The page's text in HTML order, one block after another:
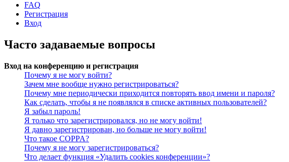
FAQ
Регистрация
Вход
Часто задаваемые вопросы
Вход на конференцию и регистрация
Почему я не могу войти?
Зачем мне вообще нужно регистрироваться?
Почему мне периодически приходится повторять ввод имени и пароля?
Как сделать, чтобы я не появлялся в списке активных пользователей?
Я забыл пароль!
Я только что зарегистрировался, но не могу войти!
Я давно зарегистрирован, но больше не могу войти!
Что такое COPPA?
Почему я не могу зарегистрироваться?
Что делает функция «Удалить cookies конференции»?